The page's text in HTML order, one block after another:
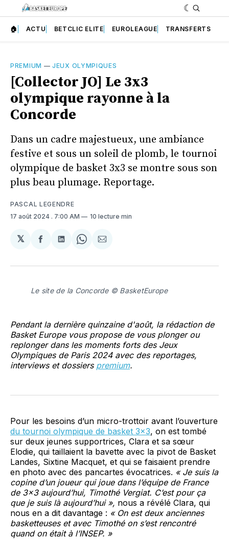
🏠 ACTU BETCLIC ELITE EUROLEAGUE TRANSFERTS
PREMIUM —JEUX OLYMPIQUES
[Collector JO] Le 3x3
olympique rayonne à la
Concorde
Dans un cadre majestueux, une ambiance
festive et sous un soleil de plomb, le tournoi
olympique de basket 3x3 se montre sous son
plus beau plumage. Reportage.
PASCAL LEGENDRE
17 août 2024 . 7:00 AM 10 lecture min
𝕏
Partager
Facebook
Partager
LinkedIn
Share
WhatsApp
Partager
Courriel
Le site de la Concorde © BasketEurope
Pendant la dernière quinzaine d'août, la rédaction de
Basket Europe vous propose de vous plonger ou
replonger dans les moments forts des Jeux
Olympiques de Paris 2024 avec des reportages,
interviews et dossiers premium.
Pour les besoins d’un micro-trottoir avant l’ouverture
du tournoi olympique de basket 3x3, on est tombé
sur deux jeunes supportrices, Clara et sa sœur
Elodie, qui taillaient la bavette avec la pivot de Basket
Landes, Sixtine Macquet, et qui se faisaient prendre
en photo avec des pancartes évocatrices. « Je suis la
copine d’un joueur qui joue dans l’équipe de France
de 3x3 aujourd’hui, Timothé Vergiat. C’est pour ça
que je suis là aujourd’hui », nous a révélé Clara, qui
nous en a dit davantage : « On est deux anciennes
basketteuses et avec Timothé on s’est rencontré
quand on était à l’INSEP. »